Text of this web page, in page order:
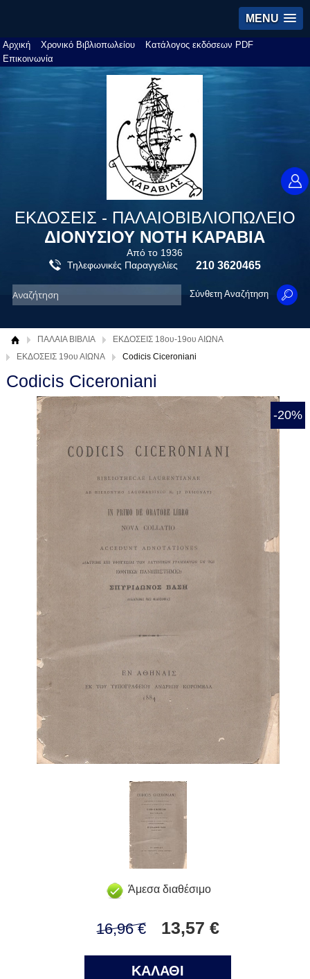
MENU
Αρχική Χρονικό Βιβλιοπωλείου
Κατάλογος εκδόσεων PDF
Επικοινωνία
ΕΚΔΟΣΕΙΣ - ΠΑΛΑΙΟΒΙΒΛΙΟΠΩΛΕΙΟ
ΔΙΟΝΥΣΙΟΥ ΝΟΤΗ ΚΑΡΑΒΙΑ
Από το 1936
Τηλεφωνικές Παραγγελίες
210 3620465
Σύνθετη Αναζήτηση
ΠΑΛΑΙΑ ΒΙΒΛΙΑ
ΕΚΔΟΣΕΙΣ 18ου-19ου ΑΙΩΝΑ
ΕΚΔΟΣΕΙΣ 19ου ΑΙΩΝΑ
Codicis Ciceroniani
Codicis Ciceroniani
-20%
Άμεσα διαθέσιμο
16,96 € 13,57 €
ΚΑΛΑΘΙ